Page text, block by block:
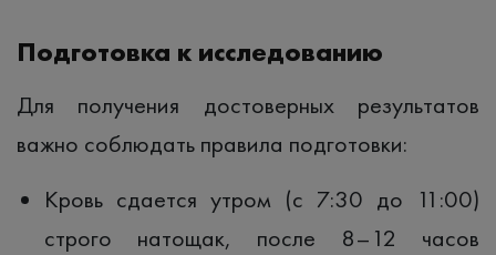
Подготовка к исследованию
Для получения достоверных результатов
важно соблюдать правила подготовки:
Кровь сдается утром (с 7:30 до 11:00)
строго натощак, после 8–12 часов